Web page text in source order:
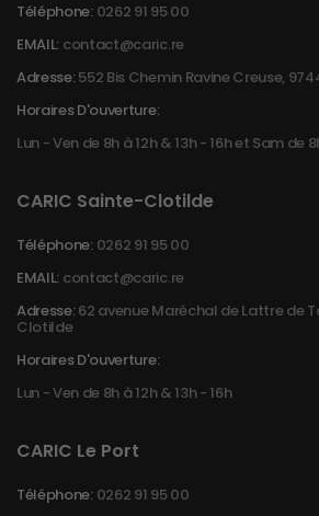
Téléphone: 0262 91 95 00
EMAIL: contact@caric.re
Adresse:552 Bis Chemin Ravine Creuse,
Horaires D'ouverture:
Lun - Ven de 8h à 12h & 13h - 16h et Sam de
CARIC Sainte-Clotilde
Téléphone: 0262 91 95 00
EMAIL: contact@caric.re
Adresse:62 avenue Maréchal de Lattre de
Clotilde
Horaires D'ouverture:
Lun - Ven de 8h à 12h & 13h - 16h
CARIC Le Port
Téléphone: 0262 91 95 00